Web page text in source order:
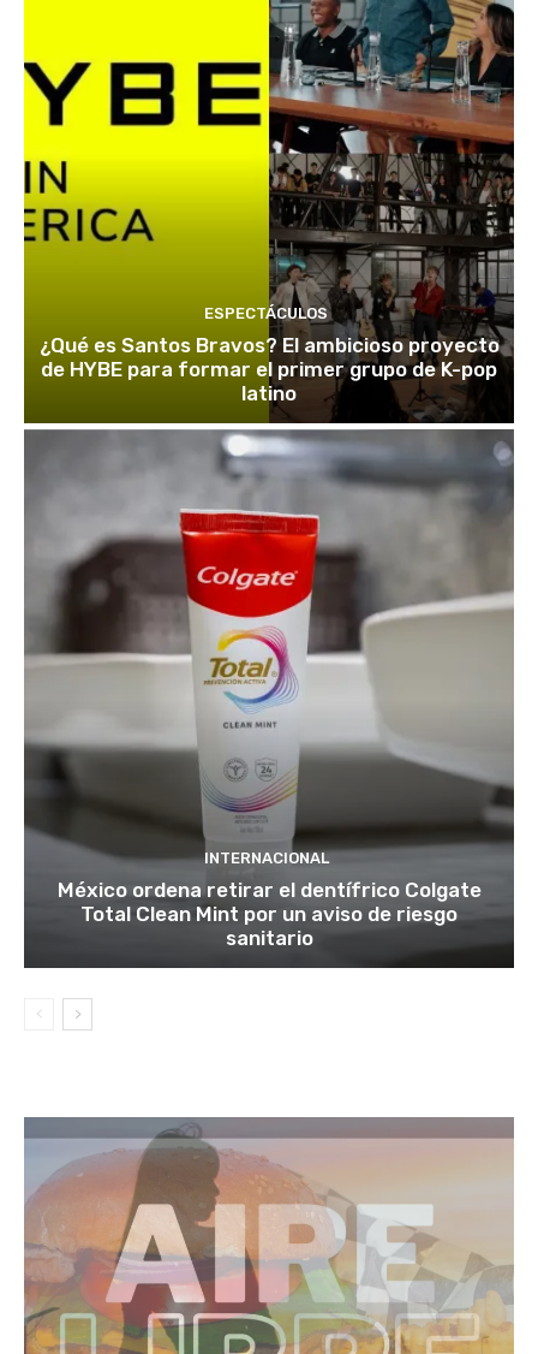
ESPECTÁCULOS
¿Qué es Santos Bravos? El ambicioso proyecto
de HYBE para formar el primer grupo de K-pop
latino
INTERNACIONAL
México ordena retirar el dentífrico Colgate
Total Clean Mint por un aviso de riesgo
sanitario